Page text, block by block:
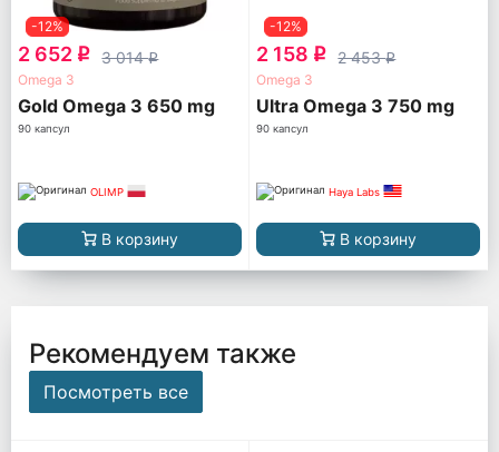
-12%
2 652 q 3 014q
Omega 3
Gold Omega 3 650 mg
90 капсул
OLIMP
В корзину
-12%
2 158 q 2 453q
Omega 3
Ultra Omega 3 750 mg
90 капсул
Haya Labs
В корзину
Рекомендуем также
Посмотреть все